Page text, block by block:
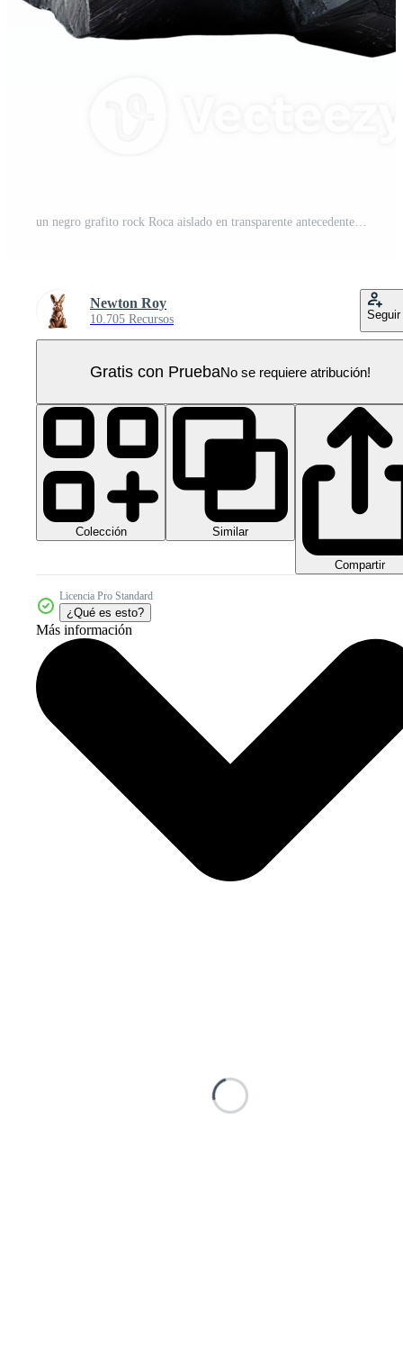
un negro grafito rock Roca aislado en transparente antecedentes PNG Pro
Newton Roy
10.705 Recursos Seguir
Gratis con PruebaNo se requiere atribución!
Colección Similar
Compartir
Licencia Pro Standard
¿Qué es esto?
Más información